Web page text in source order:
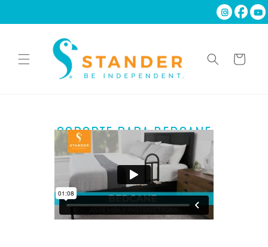
al contenido
Carrito
SOPORTE PARA BEDCANE